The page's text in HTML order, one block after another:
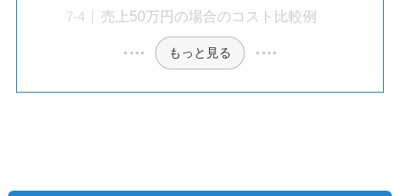
売上50万円の場合のコスト比較例
もっと見る